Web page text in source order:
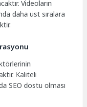
Videoların
daha üst sıralara
Kaliteli
SEO dostu olması